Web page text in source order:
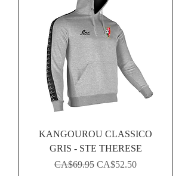
KANGOUROU CLASSICO
GRIS - STE THERESE
Regular Price
CA$69.95 Sale Price
CA$52.50